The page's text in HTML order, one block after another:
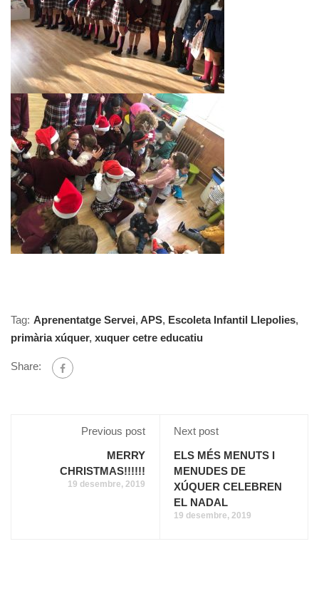
Tag: Aprenentatge Servei,APS, Escoleta Infantil Llepolies,
primària xúquer, xuquer cetre educatiu
Share:
Previous post
MERRY
CHRISTMAS!!!!!!
19 desembre, 2019
Next post
ELS MÉS MENUTS I
MENUDES DE
XÚQUER CELEBREN
EL NADAL
19 desembre, 2019